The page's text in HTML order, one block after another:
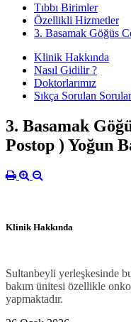
Tıbbı Birimler
Özellikli Hizmetler
3. Basamak Göğüs
Klinik Hakkında
Nasıl Gidilir ?
Doktorlarımız
Sıkça Sorulan Sorular
3. Basamak
Postop ) Yoğun
Klinik Hakkında
Sultanbeyli yerleşkesinde
bakım ünitesi özellikle
yapmaktadır.